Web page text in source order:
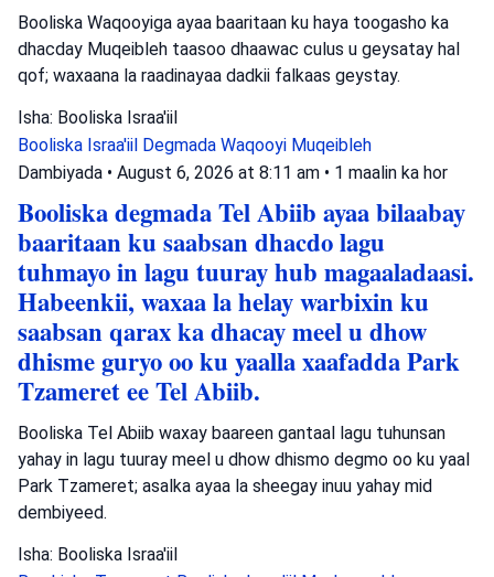
Booliska Waqooyiga ayaa baaritaan ku haya toogasho ka
dhacday Muqeibleh taasoo dhaawac culus u geysatay hal
qof; waxaana la raadinayaa dadkii falkaas geystay.
Isha: Booliska Israa'iil
Booliska Israa'iil Degmada Waqooyi Muqeibleh
Dambiyada • August 6, 2026 at 8:11 am • 1 maalin ka hor
Booliska degmada Tel Abiib ayaa bilaabay
baaritaan ku saabsan dhacdo lagu
tuhmayo in lagu tuuray hub magaaladaasi.
Habeenkii, waxaa la helay warbixin ku
saabsan qarax ka dhacay meel u dhow
dhisme guryo oo ku yaalla xaafadda Park
Tzameret ee Tel Abiib.
Booliska Tel Abiib waxay baareen gantaal lagu tuhunsan
yahay in lagu tuuray meel u dhow dhismo degmo oo ku yaal
Park Tzameret; asalka ayaa la sheegay inuu yahay mid
dembiyeed.
Isha: Booliska Israa'iil